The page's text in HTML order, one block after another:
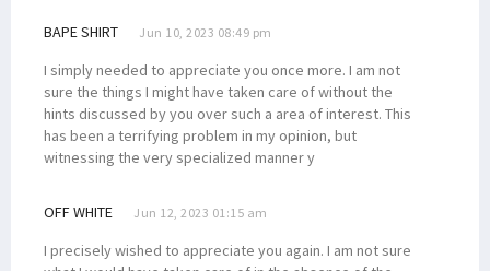
BAPE SHIRT Jun 10, 2023 08:49 pm
I simply needed to appreciate you once more. I am not
sure the things I might have taken care of without the
hints discussed by you over such a area of interest. This
has been a terrifying problem in my opinion, but
witnessing the very specialized manner y
OFF WHITE Jun 12, 2023 01:15 am
I precisely wished to appreciate you again. I am not sure